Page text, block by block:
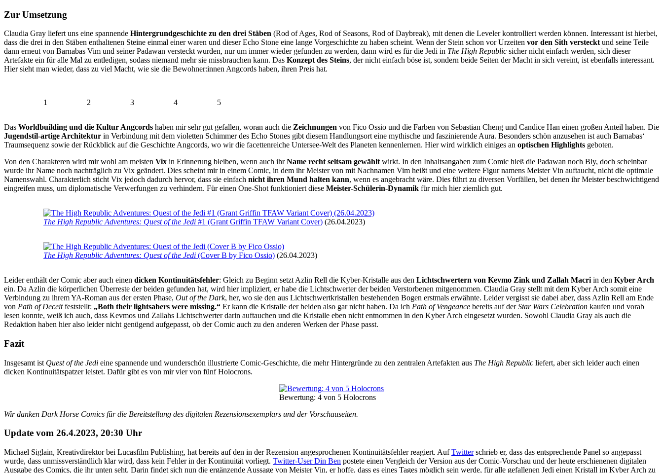
Zur Umsetzung
Claudia Gray liefert uns eine spannende Hintergrundgeschichte zu den drei Stäben (Rod of Ages, Rod of Seasons, Rod of Daybreak), mit denen die Leveler kontrolliert werden können. Interessant ist hierbei,
dass die drei in den Stäben enthaltenen Steine einmal einer waren und dieser Echo Stone eine lange Vorgeschichte zu haben scheint. Wenn der Stein schon vor Urzeiten vor den Sith versteckt und seine Teile
dann erneut von Barnabas Vim und seiner Padawan versteckt wurden, nur um immer wieder gefunden zu werden, dann wird es für die Jedi in The High Republic sicher nicht einfach werden, sich dieser
Artefakte ein für alle Mal zu entledigen, sodass niemand mehr sie missbrauchen kann. Das Konzept des Steins, der nicht einfach böse ist, sondern beide Seiten der Macht in sich vereint, ist ebenfalls interessant.
Hier sieht man wieder, dass zu viel Macht, wie sie die Bewohner:innen Angcords haben, ihren Preis hat.
1 2 3 4 5
Das Worldbuilding und die Kultur Angcords haben mir sehr gut gefallen, woran auch die Zeichnungen von Fico Ossio und die Farben von Sebastian Cheng und Candice Han einen großen Anteil haben. Die
Jugendstil-artige Architektur in Verbindung mit dem violetten Schimmer des Echo Stones gibt diesem Handlungsort eine mythische und faszinierende Aura. Besonders schön anzusehen ist auch Barnabas‘
Traumsequenz sowie der Rückblick auf die Geschichte Angcords, wo wir die facettenreiche Untersee-Welt des Planeten kennenlernen. Hier wird wirklich einiges an optischen Highlights geboten.
Von den Charakteren wird mir wohl am meisten Vix in Erinnerung bleiben, wenn auch ihrName recht seltsam gewählt wirkt. In den Inhaltsangaben zum Comic hieß die Padawan noch Bly, doch scheinbar
wurde ihr Name noch nachträglich zu Vix geändert. Dies scheint mir in einem Comic, in dem ihr Meister von mit Nachnamen Vim heißt und eine weitere Figur namens Meister Vin auftaucht, nicht die optimale
Namenswahl. Charakterlich sticht Vix jedoch dadurch hervor, dass sie einfach nicht ihren Mund halten kann, wenn es angebracht wäre. Dies führt zu diversen Vorfällen, bei denen ihr Meister beschwichtigend
eingreifen muss, um diplomatische Verwerfungen zu verhindern. Für einen One-Shot funktioniert diese Meister-Schülerin-Dynamik für mich hier ziemlich gut.
The High Republic Adventures: Quest of the Jedi #1 (Grant Griffin TFAW Variant Cover) (26.04.2023)
The High Republic Adventures: Quest of the Jedi (Cover B by Fico Ossio) (26.04.2023)
Leider enthält der Comic aber auch einen dicken Kontinuitätsfehler: Gleich zu Beginn setzt Azlin Rell die Kyber-Kristalle aus den Lichtschwertern von Kevmo Zink und Zallah Macri in den Kyber Arch
ein. Da Azlin die körperlichen Überreste der beiden gefunden hat, wird hier impliziert, er habe die Lichtschwerter der beiden Verstorbenen mitgenommen. Claudia Gray stellt mit dem Kyber Arch somit eine
Verbindung zu ihrem YA-Roman aus der ersten Phase, Out of the Dark, her, wo sie den aus Lichtschwertkristallen bestehenden Bogen erstmals erwähnte. Leider vergisst sie dabei aber, dass Azlin Rell am Ende
von Path of Deceitfeststellt: „Both their lightsabers were missing.“ Er kann die Kristalle der beiden also gar nicht haben. Da ich Path of Vengeance bereits auf derStar Wars Celebration kaufen und vorab
lesen konnte, weiß ich auch, dass Kevmos und Zallahs Lichtschwerter darin auftauchen und die Kristalle eben nicht entnommen in den Kyber Arch eingesetzt wurden. Sowohl Claudia Gray als auch die
Redaktion haben hier also leider nicht genügend aufgepasst, ob der Comic auch zu den anderen Werken der Phase passt.
Fazit
Insgesamt ist Quest of the Jedi eine spannende und wunderschön illustrierte Comic-Geschichte, die mehr Hintergründe zu den zentralen Artefakten aus The High Republic liefert, aber sich leider auch einen
dicken Kontinuitätspatzer leistet. Dafür gibt es von mir vier von fünf Holocrons.
Bewertung: 4 von 5 Holocrons
Wir danken Dark Horse Comics für die Bereitstellung des digitalen Rezensionsexemplars und der Vorschauseiten.
Update vom 26.4.2023, 20:30 Uhr
Michael Siglain, Kreativdirektor bei Lucasfilm Publishing, hat bereits auf den in der Rezension angesprochenen Kontinuitätsfehler reagiert. AufTwitterschrieb er, dass das entsprechende Panel so angepasst
wurde, dass unmissverständlich klar wird, dass kein Fehler in der Kontinuität vorliegt. Twitter-User Din Ben postete einen Vergleich der Version aus der Comic-Vorschau und der heute erschienenen digitalen
Ausgabe des Comics, die ihr unten seht. Darin findet sich nun die ergänzende Aussage von Meister Vin, er hoffe, dass es eines Tages möglich sein werde, für alle gefallenen Jedi einen Kristall im Kyber Arch zu